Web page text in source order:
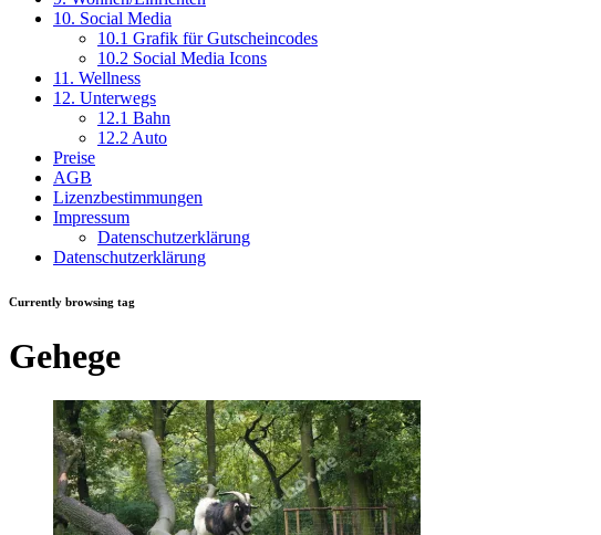
10. Social Media
10.1 Grafik für Gutscheincodes
10.2 Social Media Icons
11. Wellness
12. Unterwegs
12.1 Bahn
12.2 Auto
Preise
AGB
Lizenzbestimmungen
Impressum
Datenschutzerklärung
Datenschutzerklärung
Currently browsing tag
Gehege